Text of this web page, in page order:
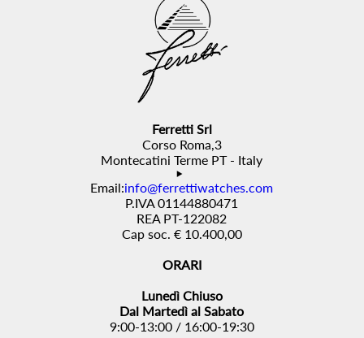
Ferretti Srl
Corso Roma,3
Montecatini Terme PT - Italy
Email:info@ferrettiwatches.com
P.IVA 01144880471
REA PT-122082
Cap soc. € 10.400,00
ORARI
Lunedì Chiuso
Dal Martedì al Sabato
9:00-13:00 / 16:00-19:30